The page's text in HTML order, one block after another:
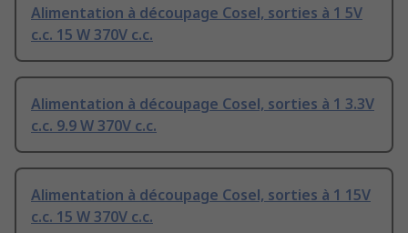
Alimentation à découpage Cosel, sorties à 1 5V
c.c. 15 W 370V c.c.
Alimentation à découpage Cosel, sorties à 1 3.3V
c.c. 9.9 W 370V c.c.
Alimentation à découpage Cosel, sorties à 1 15V
c.c. 15 W 370V c.c.